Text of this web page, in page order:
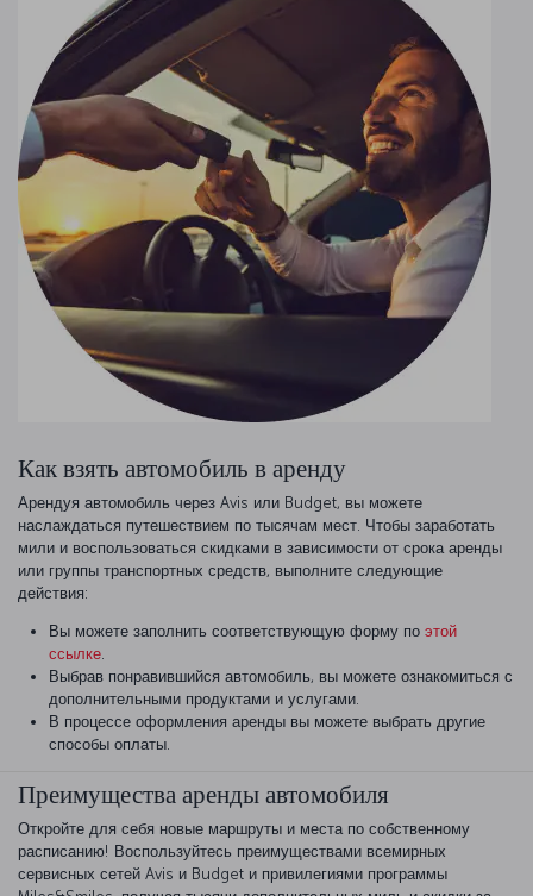
Как взять автомобиль в аренду
Арендуя автомобиль через Avis или Budget, вы можете
наслаждаться путешествием по тысячам мест. Чтобы заработать
мили и воспользоваться скидками в зависимости от срока аренды
или группы транспортных средств, выполните следующие
действия:
Вы можете заполнить соответствующую форму по этой
ссылке.
Выбрав понравившийся автомобиль, вы можете ознакомиться с
дополнительными продуктами и услугами.
В процессе оформления аренды вы можете выбрать другие
способы оплаты.
Преимущества аренды автомобиля
Откройте для себя новые маршруты и места по собственному
расписанию! Воспользуйтесь преимуществами всемирных
сервисных сетей Avis и Budget и привилегиями программы